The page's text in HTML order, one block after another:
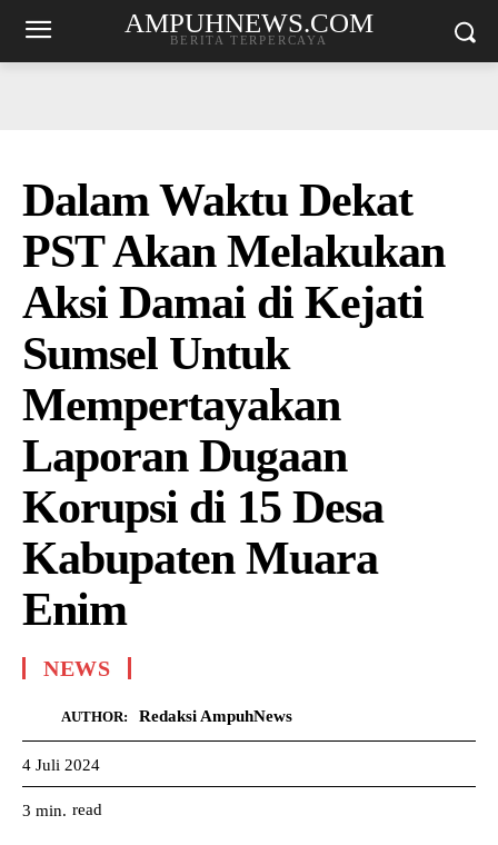
AMPUHNEWS.COM
BERITA TERPERCAYA
Dalam Waktu Dekat
PST Akan Melakukan
Aksi Damai di Kejati
Sumsel Untuk
Mempertayakan
Laporan Dugaan
Korupsi di 15 Desa
Kabupaten Muara
Enim
NEWS
AUTHOR: Redaksi AmpuhNews
4 Juli 2024
3 min. read